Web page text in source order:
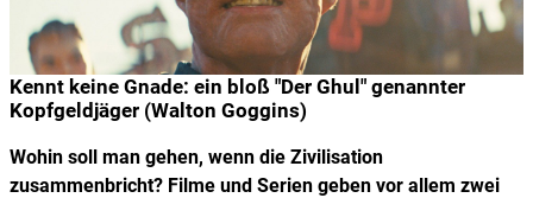
Kennt keine Gnade: ein bloß "Der Ghul" genannter
Kopfgeldjäger (Walton Goggins)
Wohin soll man gehen, wenn die Zivilisation
zusammenbricht? Filme und Serien geben vor allem zwei